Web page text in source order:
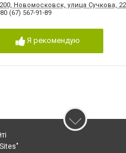
Новомосковск, улица Сучкова,
(67) 567-91-89
Я рекомендую